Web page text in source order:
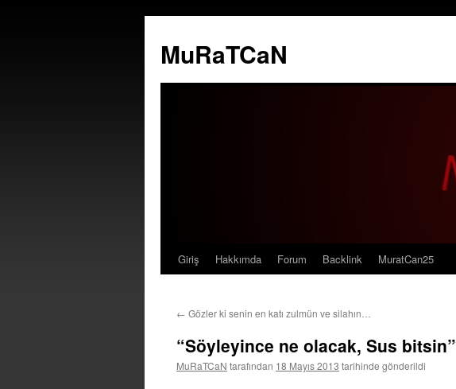
MuRaTCaN
İçeriğe
Giriş Hakkımda Forum Backlink MuratCan25
← Gözler ki senin en katı zulmün ve silahın…
“Söyleyince ne olacak, Sus bitsin”
MuRaTCaN tarafından 18 Mayıs 2013 tarihinde gönderildi